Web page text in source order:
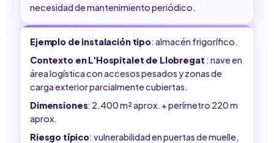
necesidad de mantenimiento periódico.
Ejemplo de instalación tipo: almacén frigorífico.
Contexto en L'Hospitalet de Llobregat : nave en
área logística con accesos pesados y zonas de
carga exterior parcialmente cubiertas.
Dimensiones: 2.400 m² aprox. + perímetro 220 m
aprox.
Riesgo típico: vulnerabilidad en puertas de muelle,